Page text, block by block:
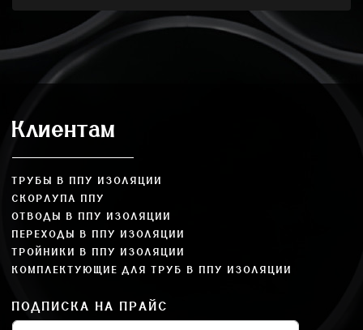
Клиентам
ТРУБЫ В ППУ ИЗОЛЯЦИИ
СКОРЛУПА ППУ
ОТВОДЫ В ППУ ИЗОЛЯЦИИ
ПЕРЕХОДЫ В ППУ ИЗОЛЯЦИИ
ТРОЙНИКИ В ППУ ИЗОЛЯЦИИ
КОМПЛЕКТУЮЩИЕ ДЛЯ ТРУБ В ППУ ИЗОЛЯЦИИ
ПОДПИСКА НА ПРАЙС